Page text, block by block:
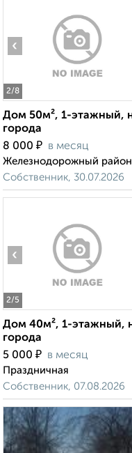
2/8
‹
Дом 50м², 1-этажный,
города
8 000 ₽ в месяц
Железнодорожный
Собственник, 30.07.2026
2/5
‹
Дом 40м², 1-этажный,
города
5 000 ₽ в месяц
Праздничная
Собственник, 07.08.2026